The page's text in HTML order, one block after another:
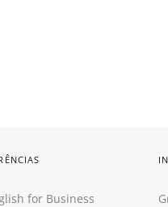
for Business